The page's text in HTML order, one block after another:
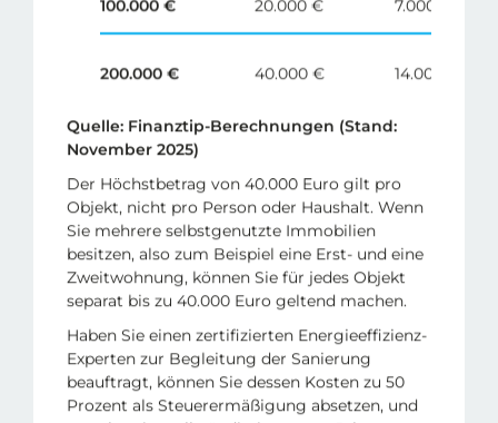
100.000 € 20.000 € 7.000 €
200.000 € 40.000 € 14.000 €
Quelle: Finanztip-Berechnungen (Stand:
November 2025)
Der Höchstbetrag von 40.000 Euro gilt pro
Objekt, nicht pro Person oder Haushalt. Wenn
Sie mehrere selbstgenutzte Immobilien
besitzen, also zum Beispiel eine Erst- und eine
Zweitwohnung, können Sie für jedes Objekt
separat bis zu 40.000 Euro geltend machen.
Haben Sie einen zertifizierten Energieeffizienz-
Experten zur Begleitung der Sanierung
beauftragt, können Sie dessen Kosten zu 50
Prozent als Steuerermäßigung absetzen, und